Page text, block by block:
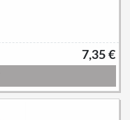
7,35 €